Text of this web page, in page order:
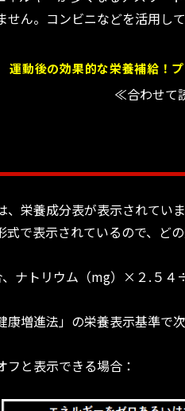
ん。コンビニなどを活用し
運動後の効果的な栄養補給！
≪合わせ
、栄養成分表が表示されてい
式で表示されているので、ど
、ナトリウム（mg）×２.５４
増進法」の栄養表示基準で
と表示できる場合：